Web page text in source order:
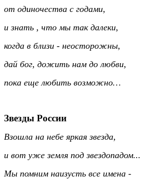
от одиночества с годами,
и знать , что мы так далеки,
когда в близи - неосторожны,
дай бог, дожить нам до любви,
пока еще любить возможно…
Звезды России
Взошла на небе яркая звезда,
и вот уже земля под звездопадом...
Мы помним наизусть все имена -